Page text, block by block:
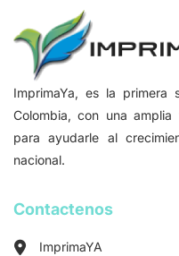
ImprimaYa, es la primera
Colombia, con una
para ayudarle al
nacional.
Contactenos
ImprimaYA